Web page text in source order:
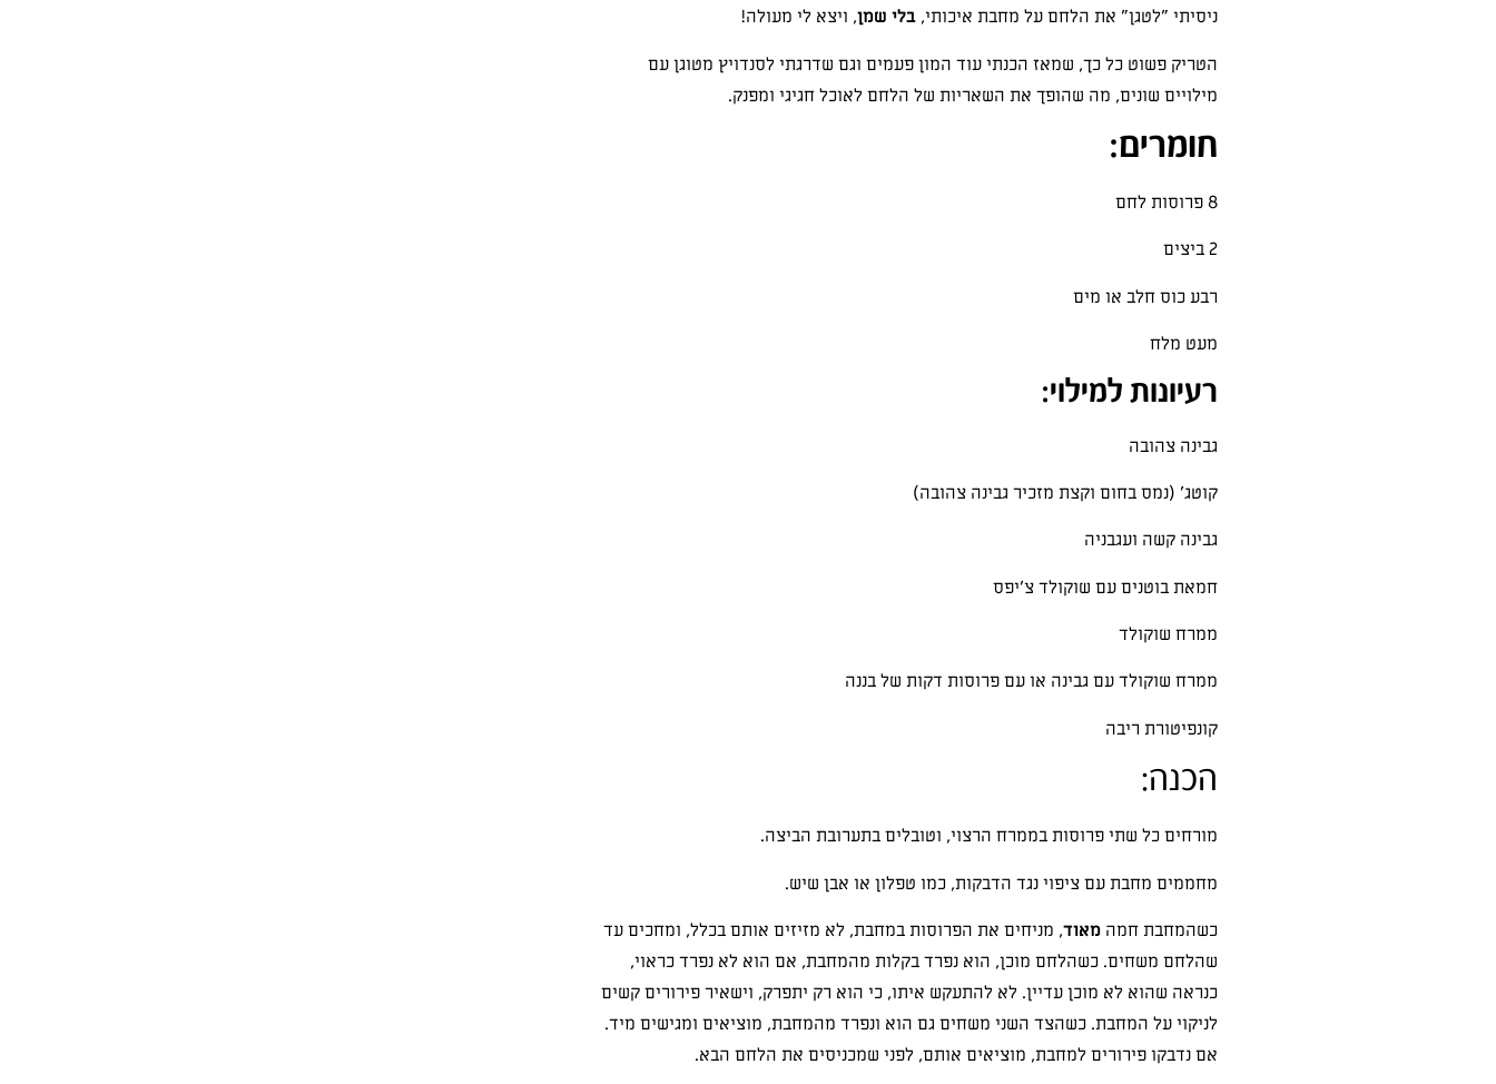
ניסיתי "לטגן" את הלחם על מחבת איכותי, בלי שמן, ויצא לי מעולה!
הטריק פשוט כל כך, שמאז הכנתי עוד המון פעמים וגם שדרגתי לסנדויץ מטוגן עם
מילויים שונים, מה שהופך את השאריות של הלחם לאוכל חגיגי ומפנק.
חומרים:
8 פרוסות לחם
2 ביצים
רבע כוס חלב או מים
מעט מלח
רעיונות למילוי:
גבינה צהובה
קוטג' (נמס בחום וקצת מזכיר גבינה צהובה)
גבינה קשה ועגבניה
חמאת בוטנים עם שוקולד צ'יפס
ממרח שוקולד
ממרח שוקולד עם גבינה או עם פרוסות דקות של בננה
קונפיטורת ריבה
הכנה:
מורחים כל שתי פרוסות בממרח הרצוי, וטובלים בתערובת הביצה.
מחממים מחבת עם ציפוי נגד הדבקות, כמו טפלון או אבן שיש.
כשהמחבת חמה מאוד, מניחים את הפרוסות במחבת, לא מזיזים אותם בכלל, ומחכים עד
שהלחם משחים. כשהלחם מוכן, הוא נפרד בקלות מהמחבת, אם הוא לא נפרד כראוי,
כנראה שהוא לא מוכן עדיין. לא להתעקש איתו, כי הוא רק יתפרק, וישאיר פירורים קשים
לניקוי על המחבת. כשהצד השני משחים גם הוא ונפרד מהמחבת, מוציאים ומגישים מיד.
אם נדבקו פירורים למחבת, מוציאים אותם, לפני שמכניסים את הלחם הבא.